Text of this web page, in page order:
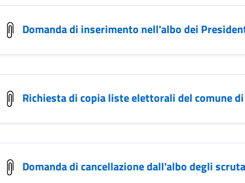
Domanda di inserimento nell'albo dei
Richiesta di copia liste elettorali del comune
Domanda di cancellazione dall'albo degli